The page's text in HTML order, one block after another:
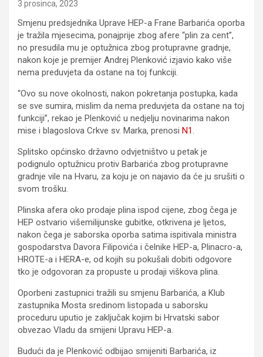
3 prosinca, 2023
Smjenu predsjednika Uprave HEP-a Frane Barbarića oporba
je tražila mjesecima, ponajprije zbog afere “plin za cent”,
no presudila mu je optužnica zbog protupravne gradnje,
nakon koje je premijer Andrej Plenković izjavio kako više
nema preduvjeta da ostane na toj funkciji.
“Ovo su nove okolnosti, nakon pokretanja postupka, kada
se sve sumira, mislim da nema preduvjeta da ostane na toj
funkciji”, rekao je Plenković u nedjelju novinarima nakon
mise i blagoslova Crkve sv. Marka, prenosi N1.
Splitsko općinsko državno odvjetništvo u petak je
podignulo optužnicu protiv Barbarića zbog protupravne
gradnje vile na Hvaru, za koju je on najavio da će ju srušiti o
svom trošku.
Plinska afera oko prodaje plina ispod cijene, zbog čega je
HEP ostvario višemilijunske gubitke, otkrivena je ljetos,
nakon čega je saborska oporba satima ispitivala ministra
gospodarstva Davora Filipovića i čelnike HEP-a, Plinacro-a,
HROTE-a i HERA-e, od kojih su pokušali dobiti odgovore
tko je odgovoran za propuste u prodaji viškova plina.
Oporbeni zastupnici tražili su smjenu Barbarića, a Klub
zastupnika Mosta sredinom listopada u saborsku
proceduru uputio je zaključak kojim bi Hrvatski sabor
obvezao Vladu da smijeni Upravu HEP-a.
Budući da je Plenković odbijao smijeniti Barbarića, iz